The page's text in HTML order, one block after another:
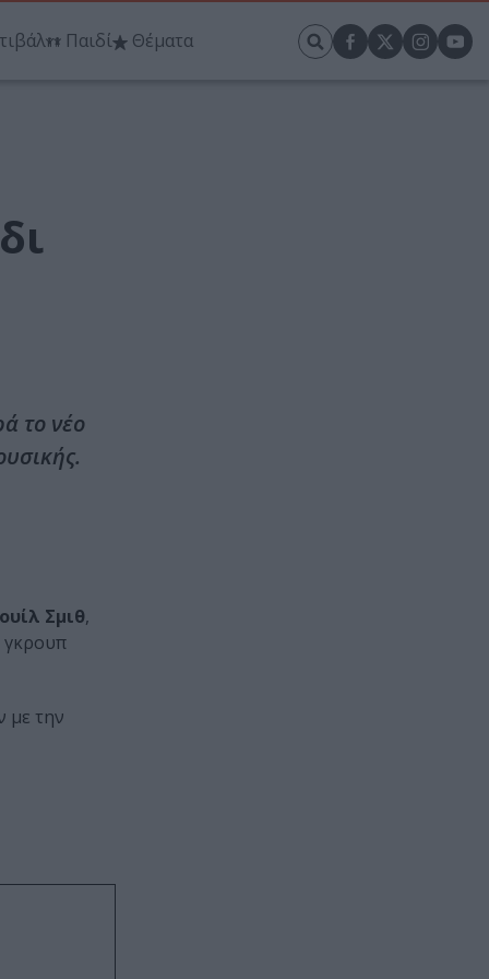
Παιδί Θέματα
το νέο
Σμιθ,
γκρουπ
με την